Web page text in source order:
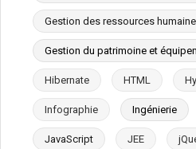
Gestion des ressources
Gestion du patrimoine et
Hibernate HTML
Infographie Ingénierie
JavaScript JEE